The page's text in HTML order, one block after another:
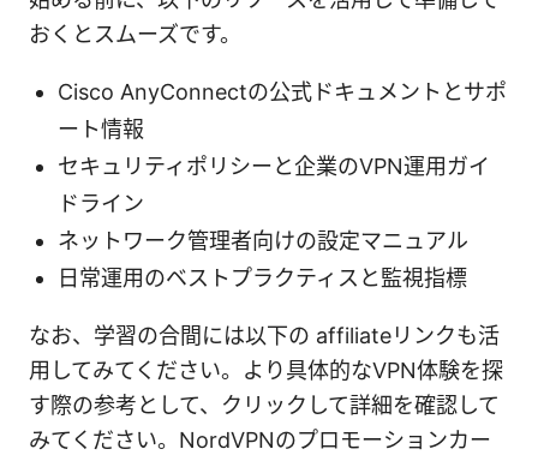
おくとスムーズです。
Cisco AnyConnectの公式ドキュメントとサポ
ート情報
セキュリティポリシーと企業のVPN運用ガイ
ドライン
ネットワーク管理者向けの設定マニュアル
日常運用のベストプラクティスと監視指標
なお、学習の合間には以下の affiliateリンクも活
用してみてください。より具体的なVPN体験を探
す際の参考として、クリックして詳細を確認して
みてください。NordVPNのプロモーションカー